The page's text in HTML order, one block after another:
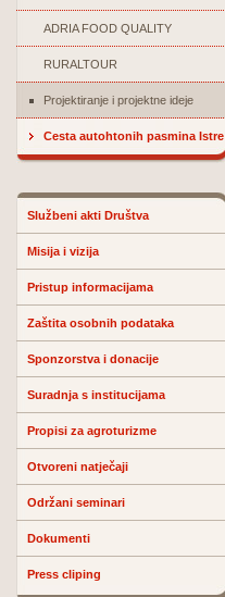
ADRIA FOOD QUALITY
RURALTOUR
Projektiranje i projektne ideje
Cesta autohtonih pasmina Istre
Službeni akti Društva
Misija i vizija
Pristup informacijama
Zaštita osobnih podataka
Sponzorstva i donacije
Suradnja s institucijama
Propisi za agroturizme
Otvoreni natječaji
Održani seminari
Dokumenti
Press cliping